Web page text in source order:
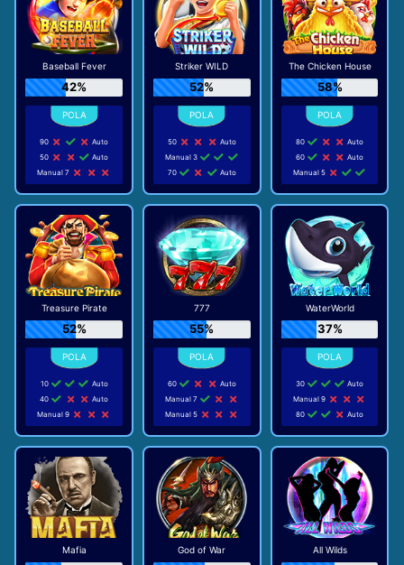
Baseball Fever
42%
90
Auto
50
Auto
Manual 7
Striker WILD
52%
50
Auto
Manual 3
70
Auto
The Chicken House
58%
80
Auto
60
Auto
Manual 5
Treasure Pirate
52%
10
Auto
40
Auto
Manual 9
777
55%
60
Auto
Manual 7
Manual 5
WaterWorld
37%
30
Auto
Manual 9
80
Auto
Mafia God of War All Wilds